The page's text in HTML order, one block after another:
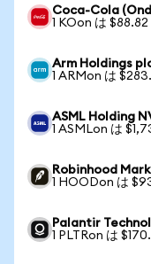
Coca-Cola
1 KOon は $88.82
Arm Holdings
1 ARMon は
ASML Holding
1 ASMLon は
Robinhood
1 HOODon は
Palantir
1 PLTRon は